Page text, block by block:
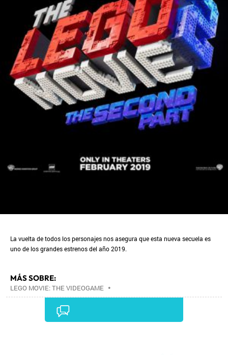
La vuelta de todos los personajes nos asegura que esta nueva secuela es
uno de los grandes estrenos del año 2019.
MÁS SOBRE:
LEGO MOVIE: THE VIDEOGAME •